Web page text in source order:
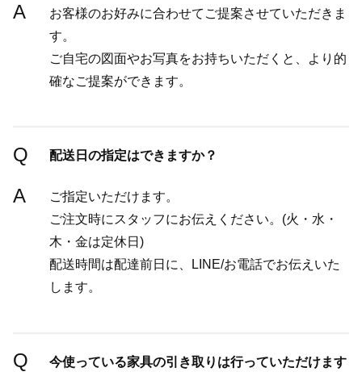
A
お客様のお好みに合わせてご提案させていただきま
す。
ご自宅の図面やお写真をお持ちいただくと、より的
確なご提案ができます。
Q 配送日の指定はできますか？
A
ご指定いただけます。
ご注文時にスタッフにお伝えください。(火・水・
木・金は定休日)
配送時間は配達前日に、LINE/お電話でお伝えいた
します。
Q
今使っている家具の引き取りは行っていただけます